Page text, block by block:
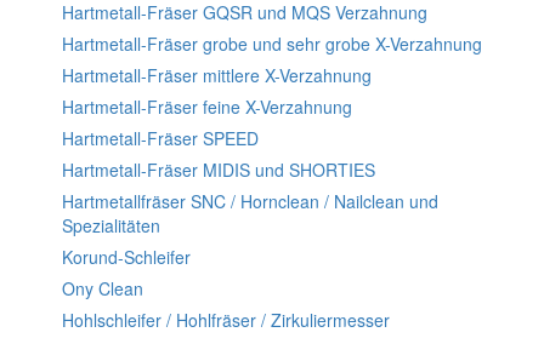
Hartmetall-Fräser GQSR und MQS Verzahnung
Hartmetall-Fräser grobe und sehr grobe X-Verzahnung
Hartmetall-Fräser mittlere X-Verzahnung
Hartmetall-Fräser feine X-Verzahnung
Hartmetall-Fräser SPEED
Hartmetall-Fräser MIDIS und SHORTIES
Hartmetallfräser SNC / Hornclean / Nailclean und
Spezialitäten
Korund-Schleifer
Ony Clean
Hohlschleifer / Hohlfräser / Zirkuliermesser